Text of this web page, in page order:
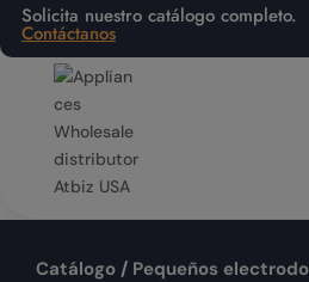
Solicita nuestro catálogo completo.
Contáctanos
Catálogo / Pequeños